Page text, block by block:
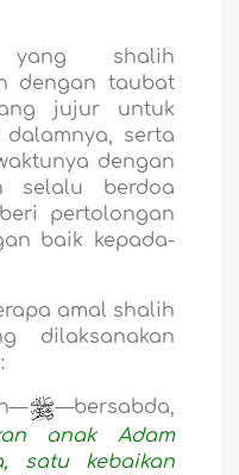
yang shalih
dengan taubat
jujur untuk
serta
dengan
selalu berdoa
pertolongan
baik kepada-
amal shalih
dilaksanakan
—bersabda,
anak Adam
satu kebaikan